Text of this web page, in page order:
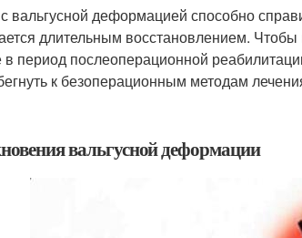
вальгусной деформацией способно
длительным восстановлением. Чтобы
период послеоперационной
к безоперационным методам
вальгусной деформации